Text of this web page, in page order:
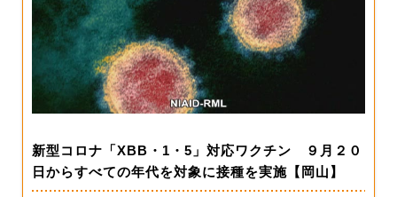
新型コロナ「XBB・1・5」対応ワクチン ９月２０
日からすべての年代を対象に接種を実施【岡山】